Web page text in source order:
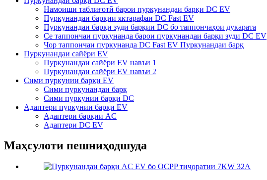
Намоиши таблиғотӣ барои пуркунандаи барқи DC EV
Пуркунандаи барқии яктарафаи DC Fast EV
Пуркунандаи барқи зуди барқии DC бо таппончаҳои дукарата
Се таппончаи пуркунанда барои пуркунандаи барқи зуди DC EV
Чор таппончаи пуркунанда DC Fast EV Пуркунандаи барқ
Пуркунандаи сайёри EV
Пуркунандаи сайёри EV навъи 1
Пуркунандаи сайёри EV навъи 2
Сими пуркунии барқи EV
Сими пуркунандаи барқ
Сими пуркунии барқи DC
Адаптери пуркунии барқи EV
Адаптери барқии AC
Адаптери DC EV
Маҳсулоти пешниҳодшуда